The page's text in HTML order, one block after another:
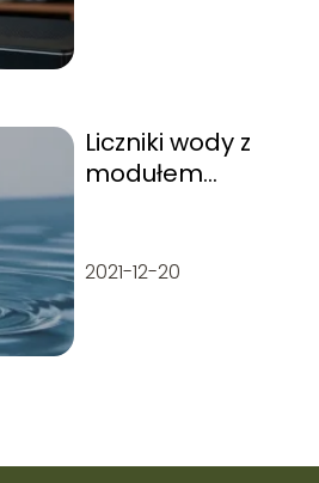
Liczniki wody z
modułem
2021-12-20